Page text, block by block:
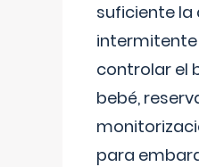
suficiente
controlar el
bebé,
para